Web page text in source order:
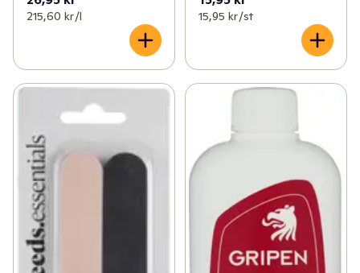
(1)
215,60 kr /l 15,95 kr /st